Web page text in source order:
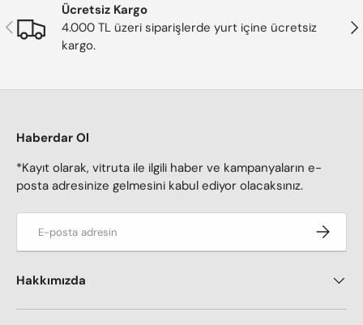
Önceki
Ücretsiz Kargo
4.000 TL üzeri siparişlerde yurt içine ücretsiz
kargo.
Haberdar Ol
*Kayıt olarak, vitruta ile ilgili haber ve kampanyaların e-
posta adresinize gelmesini kabul ediyor olacaksınız.
Kaydol
Hakkımızda